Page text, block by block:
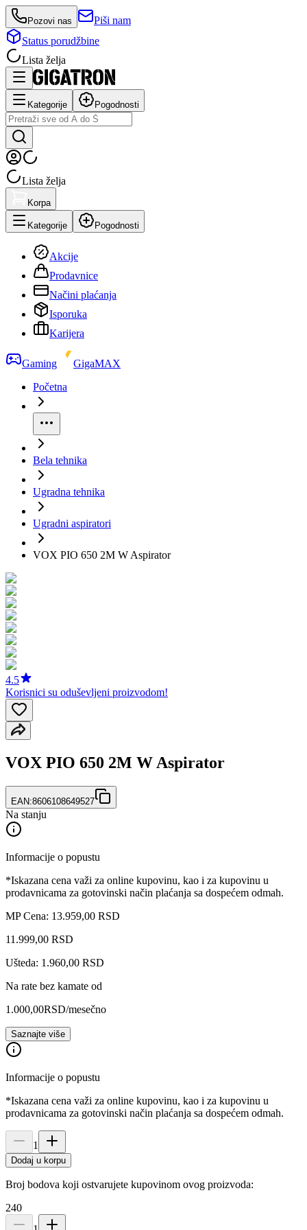
Pozovi nas
Piši nam
Status porudžbine
Lista želja
Kategorije Pogodnosti
Lista želja
Korpa
Kategorije Pogodnosti
Akcije
Prodavnice
Načini plaćanja
Isporuka
Karijera
Gaming
GigaMAX
Početna
Bela tehnika
Ugradna tehnika
Ugradni aspiratori
VOX PIO 650 2M W Aspirator
4.5
Korisnici su oduševljeni proizvodom!
VOX PIO 650 2M W Aspirator
EAN:8606108649527
Na stanju
Informacije o popustu
*Iskazana cena važi za online kupovinu, kao i za kupovinu u
prodavnicama za gotovinski način plaćanja sa dospećem odmah.
MP Cena: 13.959,00 RSD
11.999,00 RSD
Ušteda: 1.960,00 RSD
Na rate bez kamate od
1.000,00RSD/mesečno
Saznajte više
Informacije o popustu
*Iskazana cena važi za online kupovinu, kao i za kupovinu u
prodavnicama za gotovinski način plaćanja sa dospećem odmah.
1
Dodaj u korpu
Broj bodova koji ostvarujete kupovinom ovog proizvoda:
240